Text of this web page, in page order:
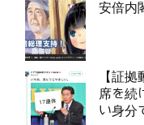
安倍内
【証
席を続
い身分